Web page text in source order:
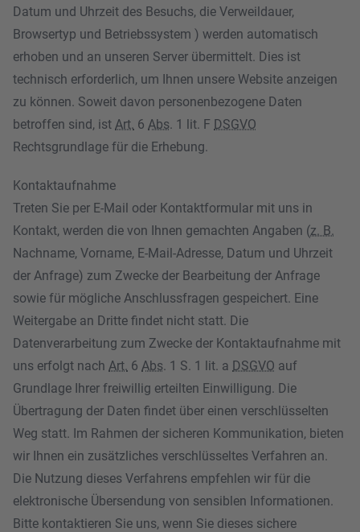
Datum und Uhrzeit des Besuchs, die Verweildauer,
Browsertyp und Betriebssystem ) werden automatisch
erhoben und an unseren Server übermittelt. Dies ist
technisch erforderlich, um Ihnen unsere Website anzeigen
zu können. Soweit davon personenbezogene Daten
betroffen sind, ist Art. 6 Abs. 1 lit. F DSGVO
Rechtsgrundlage für die Erhebung.
Kontaktaufnahme
Treten Sie per E-Mail oder Kontaktformular mit uns in
Kontakt, werden die von Ihnen gemachten Angaben (z. B.
Nachname, Vorname, E-Mail-Adresse, Datum und Uhrzeit
der Anfrage) zum Zwecke der Bearbeitung der Anfrage
sowie für mögliche Anschlussfragen gespeichert. Eine
Weitergabe an Dritte findet nicht statt. Die
Datenverarbeitung zum Zwecke der Kontaktaufnahme mit
uns erfolgt nach Art. 6 Abs. 1 S. 1 lit. a DSGVO auf
Grundlage Ihrer freiwillig erteilten Einwilligung. Die
Übertragung der Daten findet über einen verschlüsselten
Weg statt. Im Rahmen der sicheren Kommunikation, bieten
wir Ihnen ein zusätzliches verschlüsseltes Verfahren an.
Die Nutzung dieses Verfahrens empfehlen wir für die
elektronische Übersendung von sensiblen Informationen.
Bitte kontaktieren Sie uns, wenn Sie dieses sichere